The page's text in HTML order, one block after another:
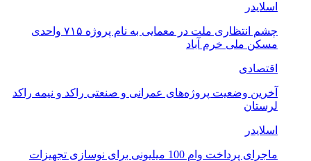
اسلایدر
چشم انتظاری ملت در معمایی به نام پروژه ۷۱۵ واحدی
مسکن ملی خرم آباد
اقتصادی
آخرین وضعیت پروژه‌های عمرانی و صنعتی راکد و نیمه راکد
لرستان
اسلایدر
ماجرای پرداخت وام 100 میلیونی برای نوسازی تجهیزات